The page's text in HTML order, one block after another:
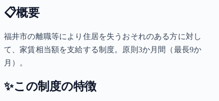
📋概要
福井市の離職等により住居を失うおそれのある方に対し
て、家賃相当額を支給する制度。原則3か月間（最長9か
月）。
✨この制度の特徴